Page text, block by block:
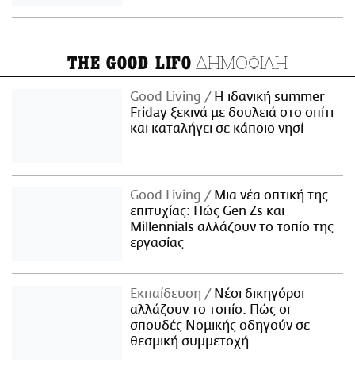
THE GOOD LIFO ΔΗΜΟΦΙΛΗ
Good Living
Η ιδανική summer
Friday ξεκινά με δουλειά στο σπίτι
και καταλήγει σε κάποιο νησί
Good Living
Μια νέα οπτική της
επιτυχίας: Πώς Gen Zs και
Millennials αλλάζουν το τοπίο της
εργασίας
Εκπαίδευση
Νέοι δικηγόροι
αλλάζουν το τοπίο: Πώς οι
σπουδές Νομικής οδηγούν σε
θεσμική συμμετοχή